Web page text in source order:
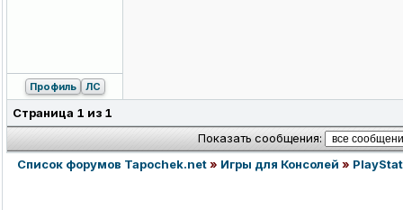
Профиль ЛС
Страница 1 из 1
Показать сообщения:
Список форумов Tapochek.net» Игры для Консолей »